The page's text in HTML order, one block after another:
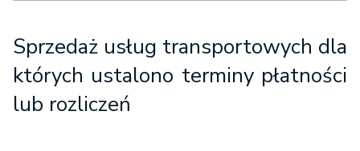
Sprzedaż usług transportowych dla
których ustalono terminy płatności
lub rozliczeń